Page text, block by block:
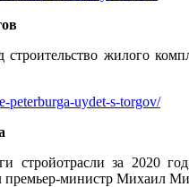
жилого
peterburga-uydet-s-torgov/
за 2020
премьер-министр Михаил